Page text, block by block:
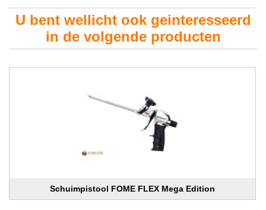
U bent wellicht ook geinteresseerd
in de volgende producten
Schuimpistool FOME FLEX Mega Edition